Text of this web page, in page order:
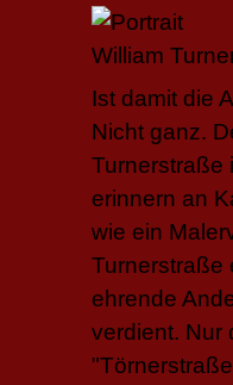
Ist damit die
Nicht ganz.
Turnerstraße
erinnern an
wie ein
Turnerstraße
ehrende
verdient. Nur